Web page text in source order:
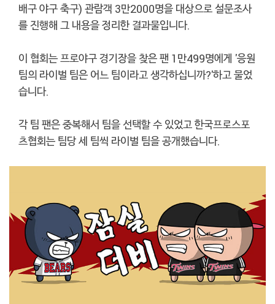
배구 야구 축구) 관람객 3만2000명을 대상으로 설문조사
를 진행해 그 내용을 정리한 결과물입니다.
이 협회는 프로야구 경기장을 찾은 팬 1만499명에게 '응원
팀의 라이벌 팀은 어느 팀이라고 생각하십니까?'하고 물었
습니다.
각 팀 팬은 중복해서 팀을 선택할 수 있었고 한국프로스포
츠협회는 팀당 세 팀씩 라이벌 팀을 공개했습니다.